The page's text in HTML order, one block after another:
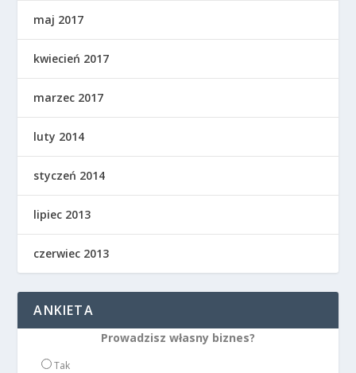
maj 2017
kwiecień 2017
marzec 2017
luty 2014
styczeń 2014
lipiec 2013
czerwiec 2013
ANKIETA
Prowadzisz własny biznes?
Tak